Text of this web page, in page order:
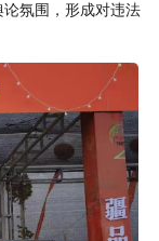
论氛围，形成对违法